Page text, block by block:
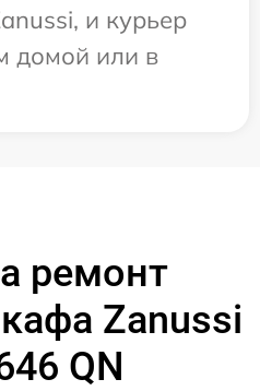
и курьер
домой или в
ремонт
Zanussi
QN